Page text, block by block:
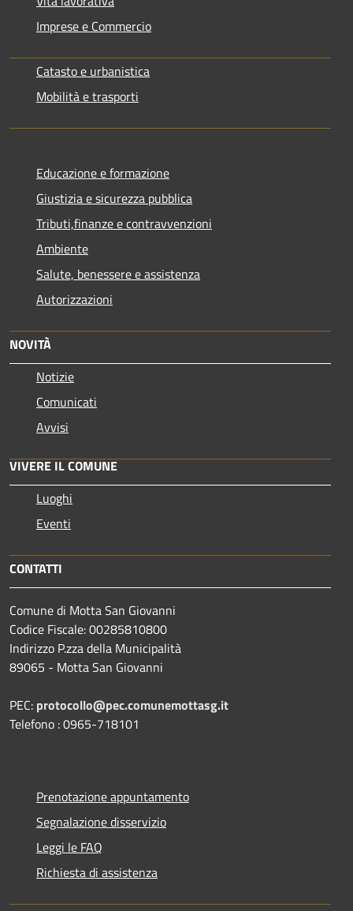
Imprese e Commercio
Catasto e urbanistica
Mobilità e trasporti
Educazione e formazione
Giustizia e sicurezza pubblica
Tributi,finanze e contravvenzioni
Ambiente
Salute, benessere e assistenza
Autorizzazioni
NOVITÀ
Notizie
Comunicati
Avvisi
VIVERE IL COMUNE
Luoghi
Eventi
CONTATTI
Comune di Motta San Giovanni
Codice Fiscale: 00285810800
Indirizzo P.zza della Municipalità
89065 - Motta San Giovanni
PEC: protocollo@pec.comunemottasg.it
Telefono : 0965-718101
Prenotazione appuntamento
Segnalazione disservizio
Leggi le FAQ
Richiesta di assistenza